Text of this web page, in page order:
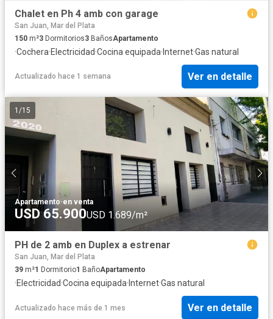
Chalet en Ph 4 amb con garage
San Juan, Mar del Plata
150 m²3 Dormitorios3 BañosApartamento
·Cochera·Electricidad·Cocina equipada·Internet·Gas natural
Actualizado hace 1 semana Ver en detalle
1 /15
Apartamento·en venta
USD 65.900USD 1.689/m²
PH de 2 amb en Duplex a estrenar
San Juan, Mar del Plata
39 m²1 Dormitorio1 BañoApartamento
·Electricidad·Cocina equipada· Internet·Gas natural
Actualizado hace más de 1 mes Ver en detalle